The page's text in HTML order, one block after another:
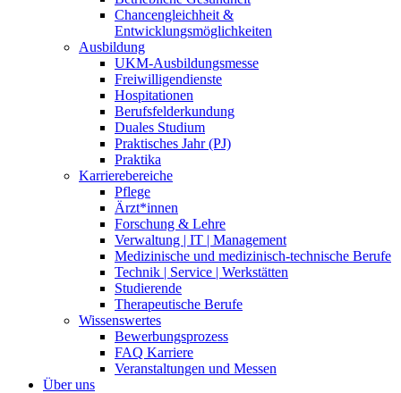
Chancengleichheit &
Entwicklungsmöglichkeiten
Ausbildung
UKM-Ausbildungsmesse
Freiwilligendienste
Hospitationen
Berufsfelderkundung
Duales Studium
Praktisches Jahr (PJ)
Praktika
Karrierebereiche
Pflege
Ärzt*innen
Forschung & Lehre
Verwaltung | IT | Management
Medizinische und medizinisch-technische Berufe
Technik | Service | Werkstätten
Studierende
Therapeutische Berufe
Wissenswertes
Bewerbungsprozess
FAQ Karriere
Veranstaltungen und Messen
Über uns